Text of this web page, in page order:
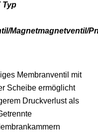
Typ
Magnetmagnetventil/
Membranventil mit
Scheibe ermöglicht
Druckverlust als